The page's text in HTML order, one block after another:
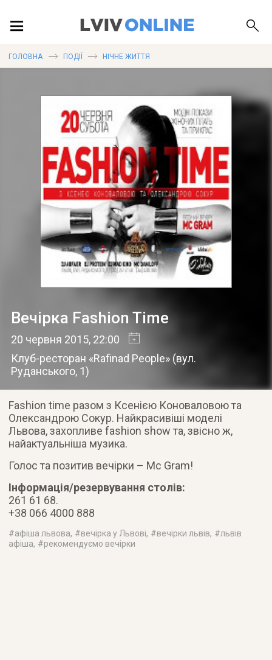
ПУБЛІКАЦІЇ
ДОВІДКА
ГОЛОВНА ПОДІЇ НІЧНЕ ЖИТТЯ
Вечірка Fashion Time
20 червня 2015, 22:00
Клуб-ресторан «Rafinad People» (вул.
Руданського, 1)
Fashion time разом з Ксенією Коноваловою та
Олександрою Сокур. Найкрасивіші моделі
Львова, захопливе fashion show та, звісно ж,
найактуальніша музика.
Голос та позитив вечірки – Mc Gram!
Інформація/резервування столів:
261 61 68.
+38 066 4000 888
#афіша львова, #вечірка у Львові, #вечірки львів, #львів
афіша, #рекомендуємо вечірки